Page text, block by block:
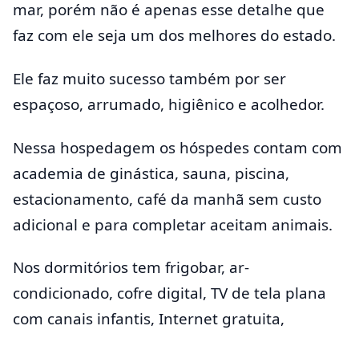
mar, porém não é apenas esse detalhe que
faz com ele seja um dos melhores do estado.
Ele faz muito sucesso também por ser
espaçoso, arrumado, higiênico e acolhedor.
Nessa hospedagem os hóspedes contam com
academia de ginástica, sauna, piscina,
estacionamento, café da manhã sem custo
adicional e para completar aceitam animais.
Nos dormitórios tem frigobar, ar-
condicionado, cofre digital, TV de tela plana
com canais infantis, Internet gratuita,